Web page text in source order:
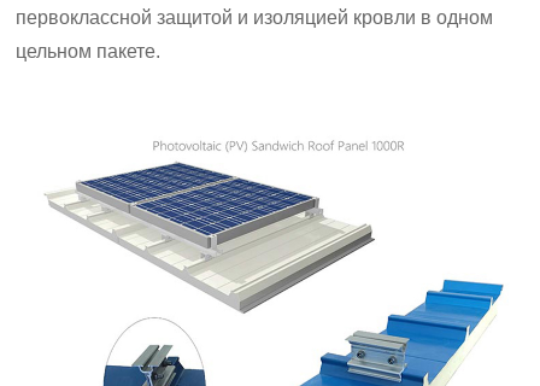
первоклассной защитой и изоляцией кровли в одном
цельном пакете.